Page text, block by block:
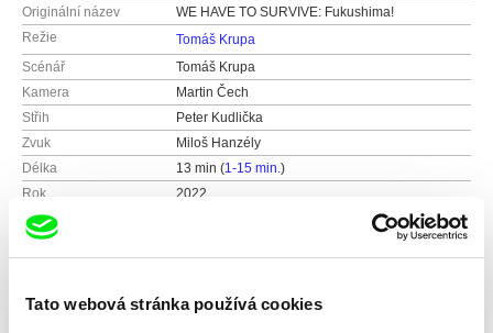
Tato webová stránka používá cookies
Originální název
WE HAVE TO SURVIVE: Fukushima!
Režie
Tomáš Krupa
Scénář
Tomáš Krupa
Kamera
Martin Čech
Střih
Peter Kudlička
Zvuk
Miloš Hanzély
Délka
13 min (1-15 min.)
Rok
2022
Země